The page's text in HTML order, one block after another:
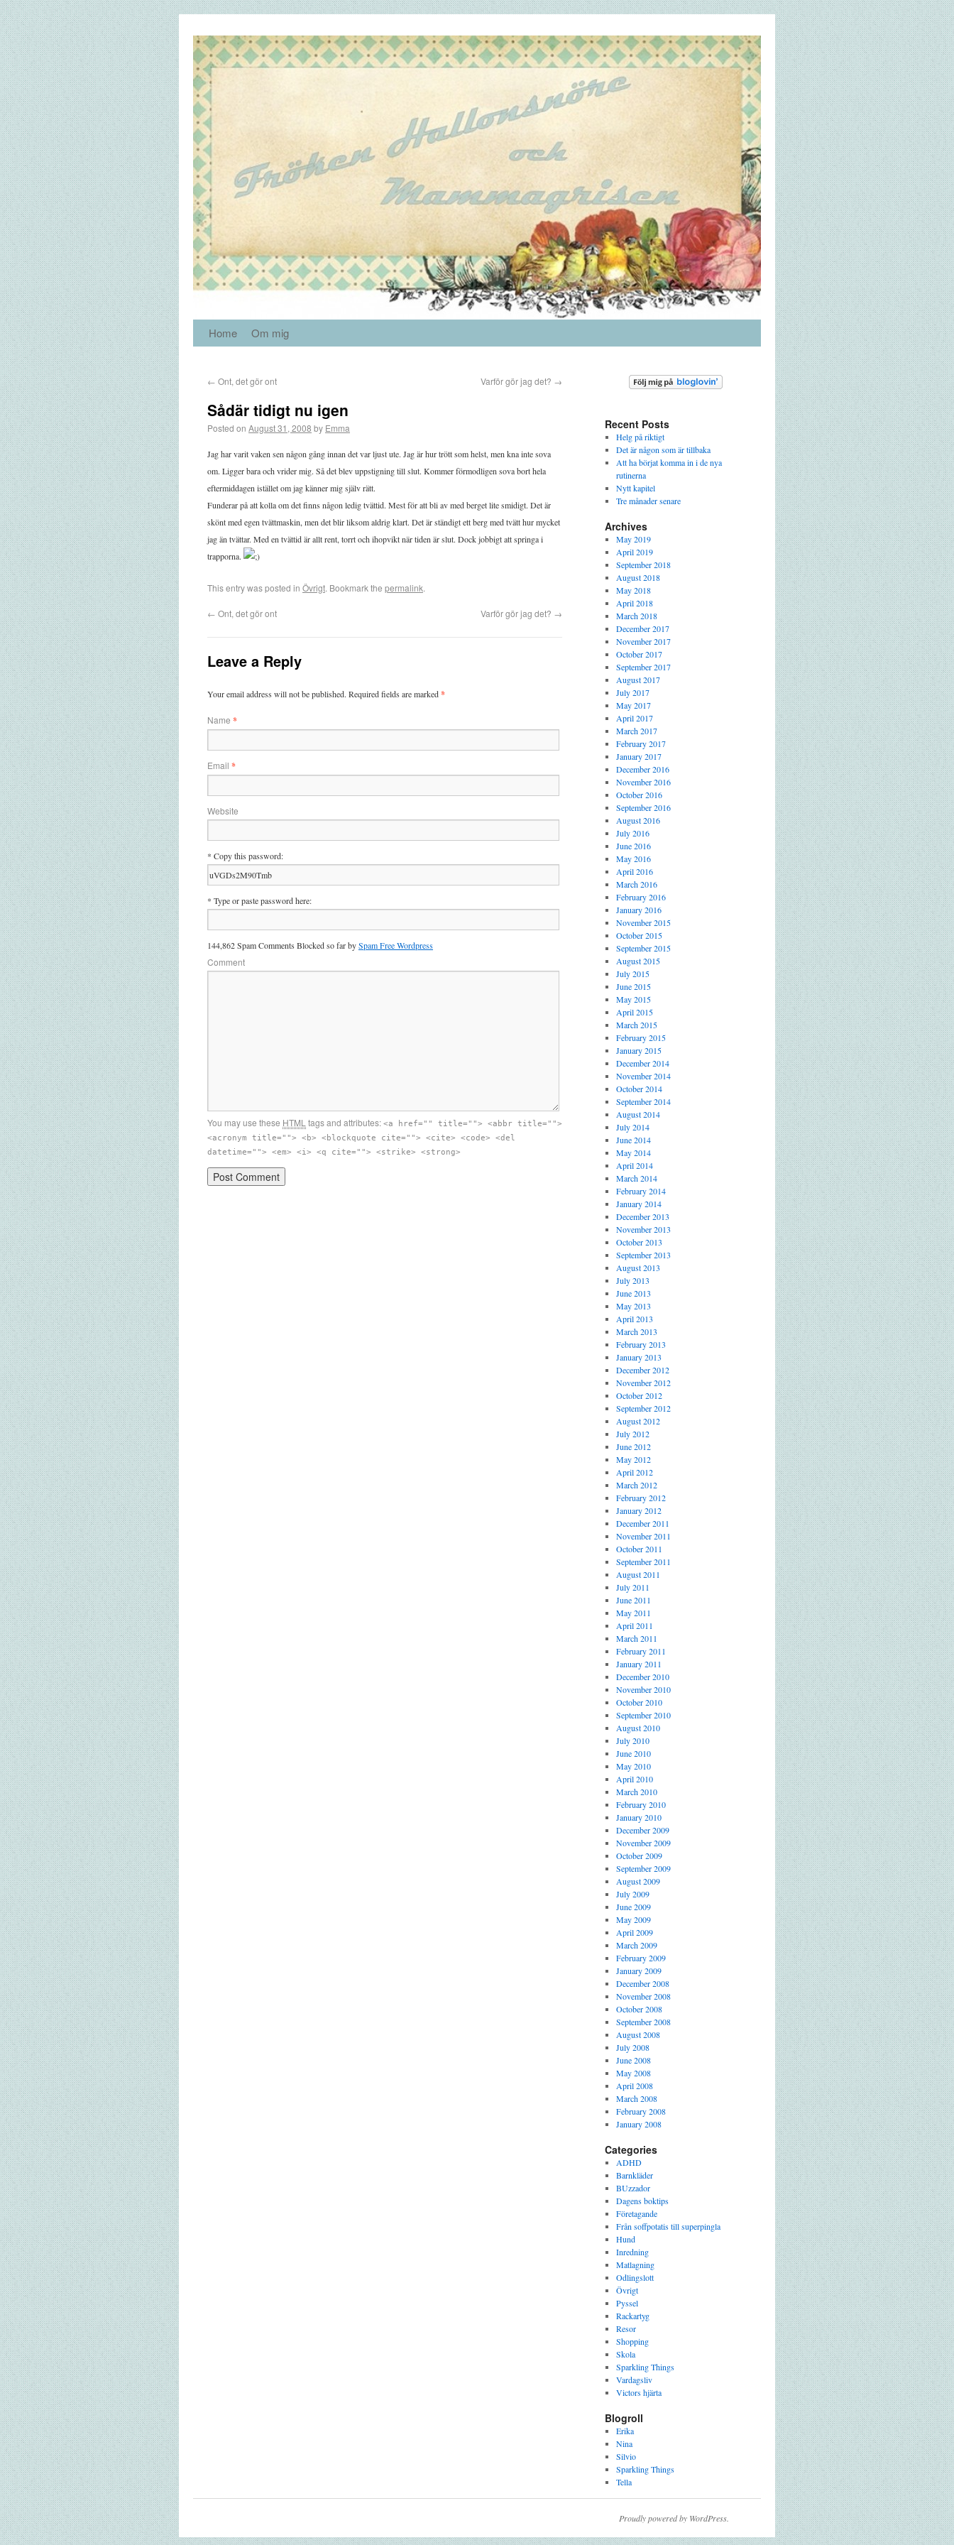
Home Om mig
← Ont, det gör ont Varför gör jag det? →
Sådär tidigt nu igen
Posted on August 31, 2008 by Emma
Jag har varit vaken sen någon gång innan det var ljust ute. Jag är hur trött som helst, men kna inte sova
om. Ligger bara och vrider mig. Så det blev uppstigning till slut. Kommer förmodligen sova bort hela
eftermiddagen istället om jag känner mig själv rätt.
Funderar på att kolla om det finns någon ledig tvättid. Mest för att bli av med berget lite smidigt. Det är
skönt med egen tvättmaskin, men det blir liksom aldrig klart. Det är ständigt ett berg med tvätt hur mycket
jag än tvättar. Med en tvättid är allt rent, torrt och ihopvikt när tiden är slut. Dock jobbigt att springa i
trapporna.
This entry was posted in Övrigt. Bookmark the permalink.
← Ont, det gör ont Varför gör jag det? →
Leave a Reply
Your email address will not be published. Required fields are marked*
Name *
Email *
Website
* Copy this password:
* Type or paste password here:
144,862 Spam Comments Blocked so far bySpam Free Wordpress
Comment
You may use these HTML tags and attributes: <a href="" title=""> <abbr title="">
<acronym title=""> <b> <blockquote cite=""> <cite> <code> <del
datetime=""> <em> <i> <q cite=""> <strike> <strong>
Recent Posts
Helg på riktigt
Det är någon som är tillbaka
Att ha börjat komma in i de nya
rutinerna
Nytt kapitel
Tre månader senare
Archives
May 2019
April 2019
September 2018
August 2018
May 2018
April 2018
March 2018
December 2017
November 2017
October 2017
September 2017
August 2017
July 2017
May 2017
April 2017
March 2017
February 2017
January 2017
December 2016
November 2016
October 2016
September 2016
August 2016
July 2016
June 2016
May 2016
April 2016
March 2016
February 2016
January 2016
November 2015
October 2015
September 2015
August 2015
July 2015
June 2015
May 2015
April 2015
March 2015
February 2015
January 2015
December 2014
November 2014
October 2014
September 2014
August 2014
July 2014
June 2014
May 2014
April 2014
March 2014
February 2014
January 2014
December 2013
November 2013
October 2013
September 2013
August 2013
July 2013
June 2013
May 2013
April 2013
March 2013
February 2013
January 2013
December 2012
November 2012
October 2012
September 2012
August 2012
July 2012
June 2012
May 2012
April 2012
March 2012
February 2012
January 2012
December 2011
November 2011
October 2011
September 2011
August 2011
July 2011
June 2011
May 2011
April 2011
March 2011
February 2011
January 2011
December 2010
November 2010
October 2010
September 2010
August 2010
July 2010
June 2010
May 2010
April 2010
March 2010
February 2010
January 2010
December 2009
November 2009
October 2009
September 2009
August 2009
July 2009
June 2009
May 2009
April 2009
March 2009
February 2009
January 2009
December 2008
November 2008
October 2008
September 2008
August 2008
July 2008
June 2008
May 2008
April 2008
March 2008
February 2008
January 2008
Categories
ADHD
Barnkläder
BUzzador
Dagens boktips
Företagande
Från soffpotatis till superpingla
Hund
Inredning
Matlagning
Odlingslott
Övrigt
Pyssel
Rackartyg
Resor
Shopping
Skola
Sparkling Things
Vardagsliv
Victors hjärta
Blogroll
Erika
Nina
Silvio
Sparkling Things
Tella
Proudly powered by WordPress.